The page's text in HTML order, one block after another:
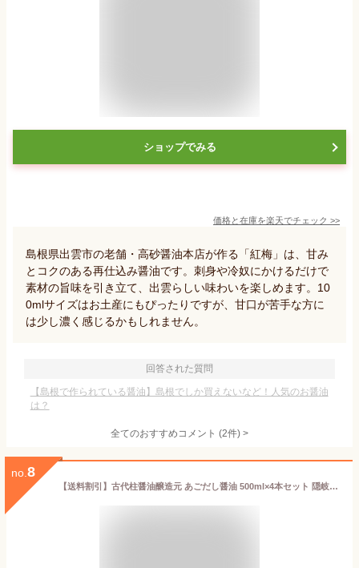
ショップでみる
価格と在庫を楽天でチェック >>
島根県出雲市の老舗・高砂醤油本店が作る「紅梅」は、甘み
とコクのある再仕込み醤油です。刺身や冷奴にかけるだけで
素材の旨味を引き立て、出雲らしい味わいを楽しめます。10
0mlサイズはお土産にもぴったりですが、甘口が苦手な方に
は少し濃く感じるかもしれません。
回答された質問
【島根で作られている醤油】島根でしか買えないなど！人気のお醤油
は？
全てのおすすめコメント (2件) >
no. 8
【送料割引】古代柱醤油醸造元 あごだし醤油 500ml×4本セット 隠岐の島産あご使用